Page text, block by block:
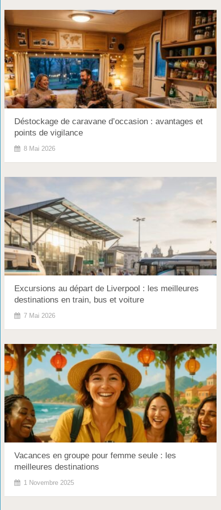
Déstockage de caravane d’occasion : avantages et
points de vigilance
8 Mai 2026
Excursions au départ de Liverpool : les meilleures
destinations en train, bus et voiture
7 Mai 2026
Vacances en groupe pour femme seule : les
meilleures destinations
1 Novembre 2025